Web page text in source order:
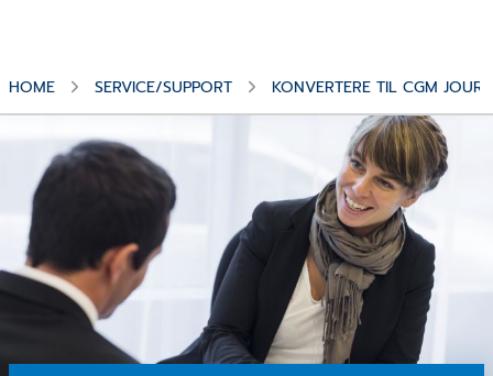
HOME SERVICE/SUPPORT KONVERTERE TIL CGM